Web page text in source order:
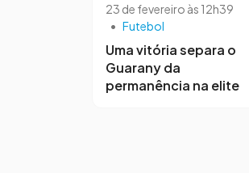
23 de fevereiro às 12h39
• Futebol
Uma vitória separa o
Guarany da
permanência na elite